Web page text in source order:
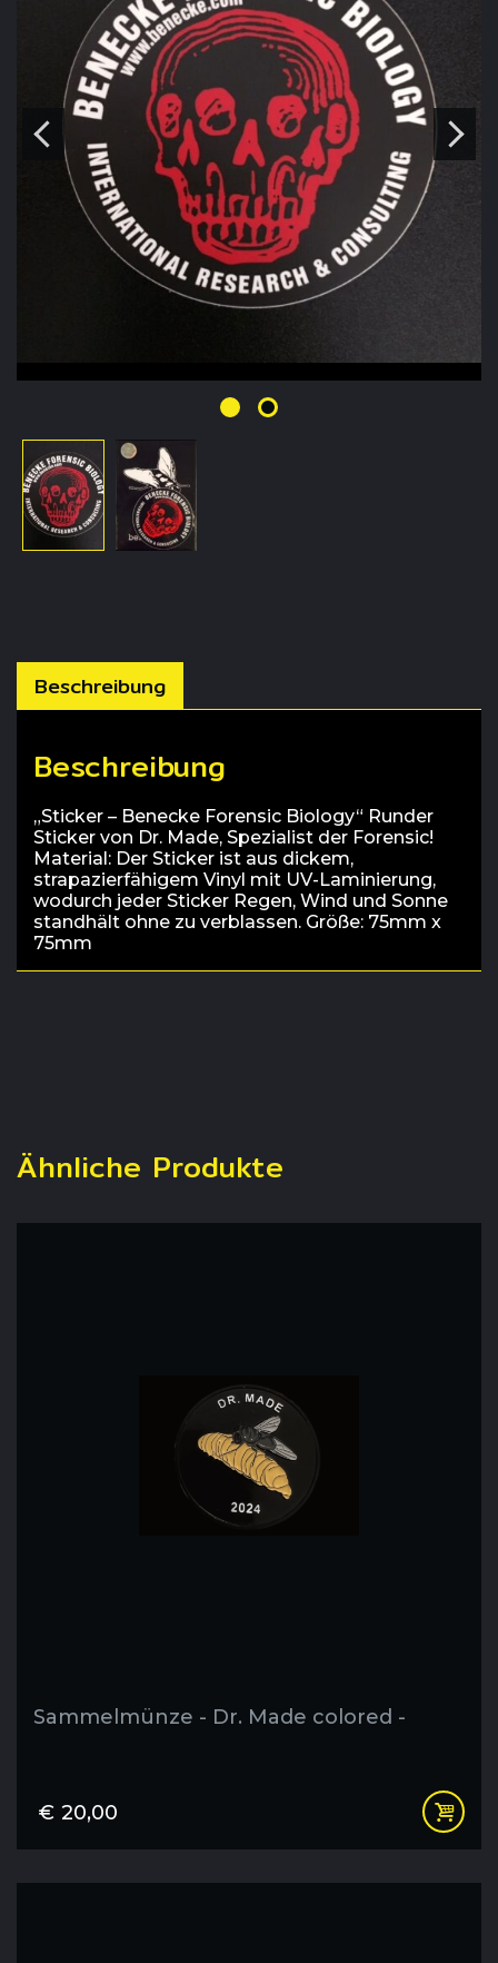
Beschreibung
Beschreibung
„Sticker – Benecke Forensic Biology“ Runder
Sticker von Dr. Made, Spezialist der Forensic!
Material: Der Sticker ist aus dickem,
strapazierfähigem Vinyl mit UV-Laminierung,
wodurch jeder Sticker Regen, Wind und Sonne
standhält ohne zu verblassen. Größe: 75mm x
75mm
Ähnliche Produkte
Sammelmünze - Dr. Made colored -
€ 20,00